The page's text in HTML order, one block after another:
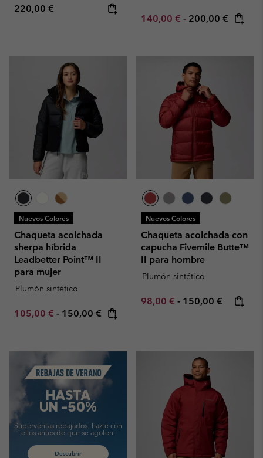
Regular price:
220,00 €
Minimum sale price:
140,00 € - Maximum price:
200,00 €
Nuevos Colores
Chaqueta acolchada
sherpa híbrida
Leadbetter Point™ II
para mujer
Plumón sintético
Minimum sale price:
105,00 € - Maximum price:
150,00 €
Nuevos Colores
Chaqueta acolchada con
capucha Fivemile Butte™
II para hombre
Plumón sintético
Minimum sale price:
98,00 € - Maximum price:
150,00 €
Summer Sale
HASTA
UN -50%
Superventas rebajados: hazte con
ellos antes de que se agoten.
Descubrir